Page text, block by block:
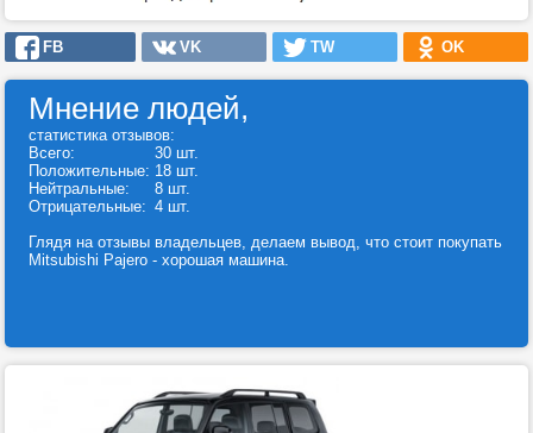
FB VK TW OK
Мнение людей,
статистика отзывов:
Всего:
30 шт.
Положительные: 18 шт.
Нейтральные:
8 шт.
Отрицательные: 4 шт.
Глядя на отзывы владельцев, делаем вывод, что стоит покупать
Mitsubishi Pajero - хорошая машина.